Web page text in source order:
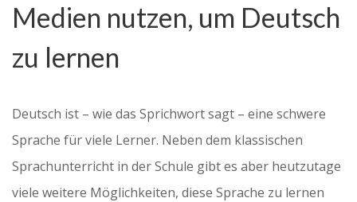
Medien nutzen, um Deutsch
zu lernen
Deutsch ist – wie das Sprichwort sagt – eine schwere
Sprache für viele Lerner. Neben dem klassischen
Sprachunterricht in der Schule gibt es aber heutzutage
viele weitere Möglichkeiten, diese Sprache zu lernen